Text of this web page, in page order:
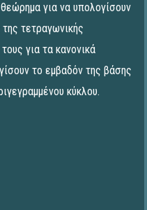
για να υπολογίσουν
τετραγωνικής
για τα κανονικά
το εμβαδόν της βάσης
κύκλου.